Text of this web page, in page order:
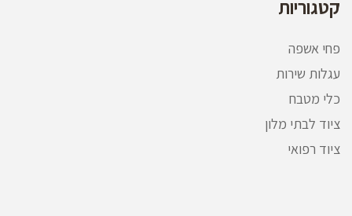
קטגוריות
פחי אשפה
עגלות שירות
כלי מטבח
ציוד לבתי מלון
ציוד רפואי